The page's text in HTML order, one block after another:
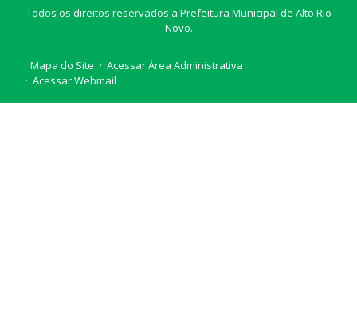
Todos os direitos reservados a Prefeitura Municipal de Alto Rio
Novo.
Mapa do Site
Acessar Área Administrativa
Acessar Webmail